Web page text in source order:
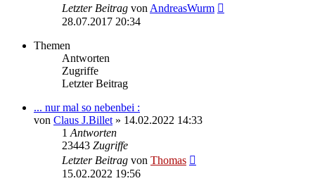
Letzter Beitrag von AndreasWurm
28.07.2017 20:34
Themen
Antworten
Zugriffe
Letzter Beitrag
... nur mal so nebenbei :
von Claus J.Billet » 14.02.2022 14:33
1 Antworten
23443 Zugriffe
Letzter Beitrag von Thomas
15.02.2022 19:56